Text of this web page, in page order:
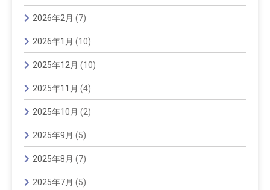
2026年2月 (7)
2026年1月 (10)
2025年12月 (10)
2025年11月 (4)
2025年10月 (2)
2025年9月 (5)
2025年8月 (7)
2025年7月 (5)